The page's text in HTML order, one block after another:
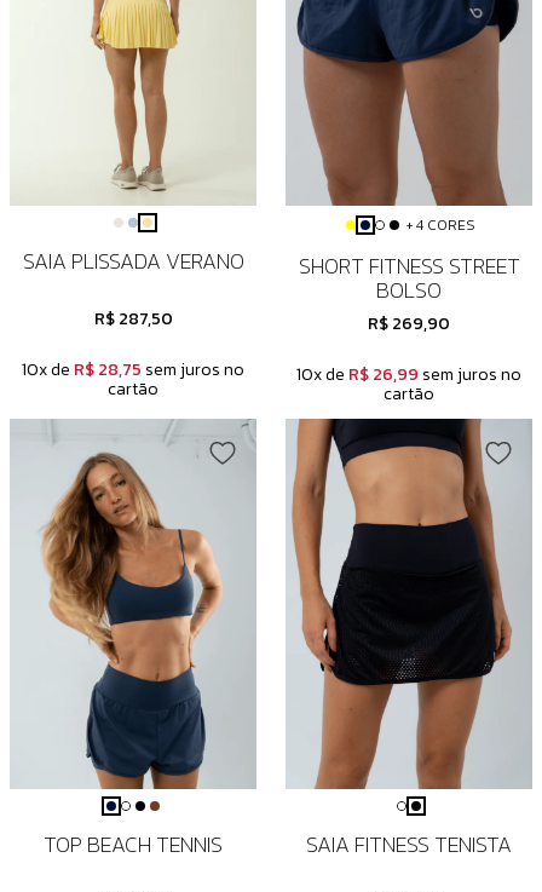
SAIA PLISSADA VERANO
R$ 287,50
10x de R$ 28,75 sem juros no
cartão
+ 4 CORES
SHORT FITNESS STREET
BOLSO
R$ 269,90
10x de R$ 26,99 sem juros no
cartão
TOP BEACH TENNIS SAIA FITNESS TENISTA